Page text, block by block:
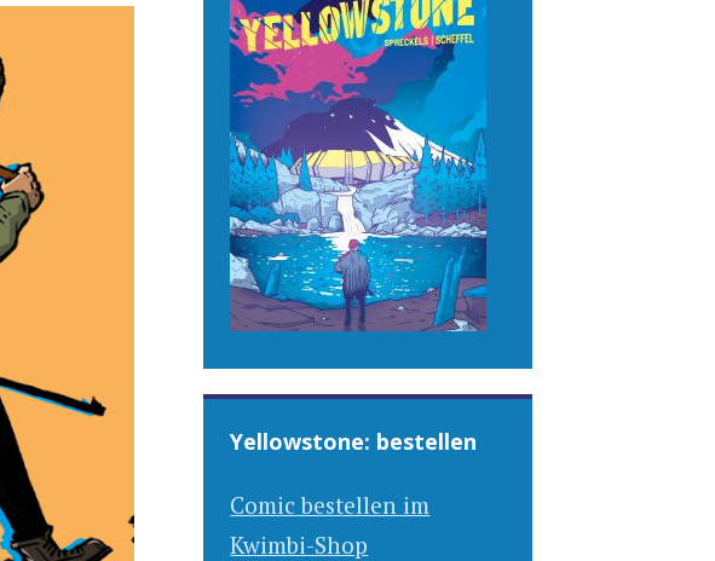
Yellowstone: bestellen
Comic bestellen im
Kwimbi-Shop